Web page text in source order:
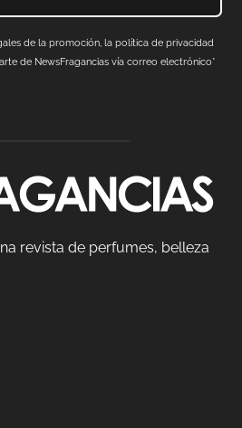
de la promoción, la política de privacidad
de NewsFragancias vía correo electrónico*
revista de perfumes, belleza